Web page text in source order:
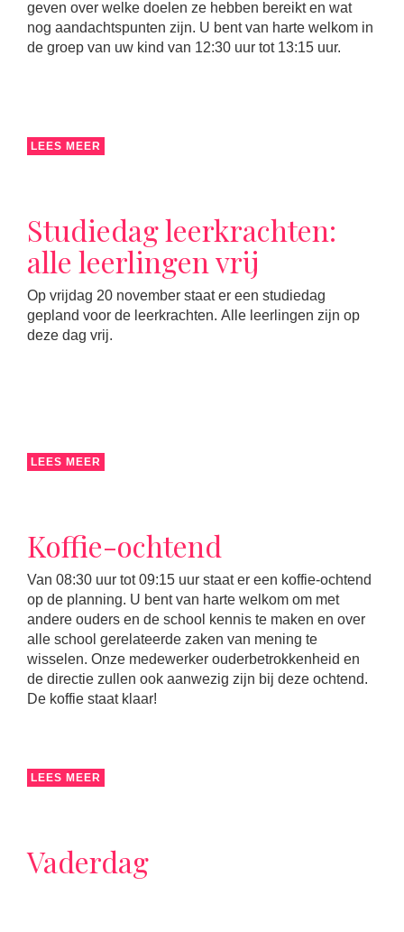
geven over welke doelen ze hebben bereikt en wat
nog aandachtspunten zijn. U bent van harte welkom in
de groep van uw kind van 12:30 uur tot 13:15 uur.
LEES MEER
Studiedag leerkrachten:
alle leerlingen vrij
Op vrijdag 20 november staat er een studiedag
gepland voor de leerkrachten. Alle leerlingen zijn op
deze dag vrij.
LEES MEER
Koffie-ochtend
Van 08:30 uur tot 09:15 uur staat er een koffie-ochtend
op de planning. U bent van harte welkom om met
andere ouders en de school kennis te maken en over
alle school gerelateerde zaken van mening te
wisselen. Onze medewerker ouderbetrokkenheid en
de directie zullen ook aanwezig zijn bij deze ochtend.
De koffie staat klaar!
LEES MEER
Vaderdag